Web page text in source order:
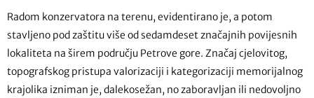
Radom konzervatora na terenu, evidentirano je, a potom
stavljeno pod zaštitu više od sedamdeset značajnih povijesnih
lokaliteta na širem području Petrove gore. Značaj cjelovitog,
topografskog pristupa valorizaciji i kategorizaciji memorijalnog
krajolika izniman je, dalekosežan, no zaboravljan ili nedovoljno